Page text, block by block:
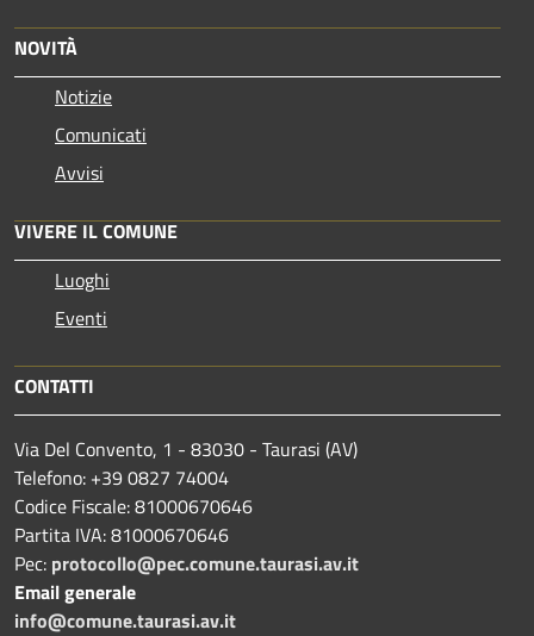
NOVITÀ
Notizie
Comunicati
Avvisi
VIVERE IL COMUNE
Luoghi
Eventi
CONTATTI
Via Del Convento, 1 - 83030 - Taurasi (AV)
Telefono: +39 0827 74004
Codice Fiscale: 81000670646
Partita IVA: 81000670646
Pec: protocollo@pec.comune.taurasi.av.it
Email generale
info@comune.taurasi.av.it